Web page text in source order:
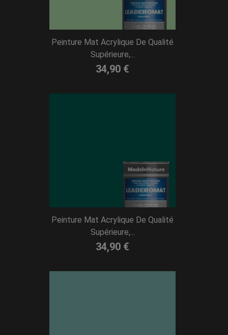
Peinture Mat Acrylique De Qualité
Supérieure,...
34,90 €
Peinture Mat Acrylique De Qualité
Supérieure,...
34,90 €